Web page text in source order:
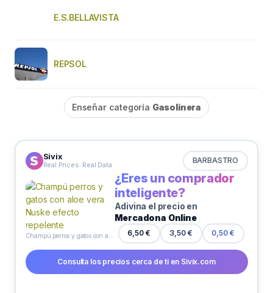
E.S.BELLAVISTA
REPSOL
Enseñar categoría Gasolinera
Sivix
Real Prices. Real Data BARBASTRO
¿Eres un comprador
inteligente?
Adivina el precio en
Mercadona Online
6,50 € 3,50 € 0,50 €
Consulta los precios cerca de ti en Sivix.com